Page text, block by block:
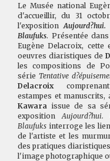
Le Musée national
d'accueillir, du 31
l'exposition
Blaufuks. Présentée
Eugène Delacroix, cette
oeuvres diaristiques de
les compositions de
sérieTentative
Delacroix
estampes et
Kawara issue de sa
exposition Aujourd?hui.
Blaufuks interroge les
de l'artiste et les
des pratiques
l'image photographique